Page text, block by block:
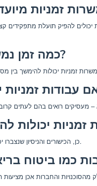
להפיק תועלת מתפקידים
כמה זמן נמשכות רוב המשרות הזמניות?
כן, הכישורים והניסיון שנצברו יכולים למצב אותך בתפקידים קבועים בשכר גבוה יותר.